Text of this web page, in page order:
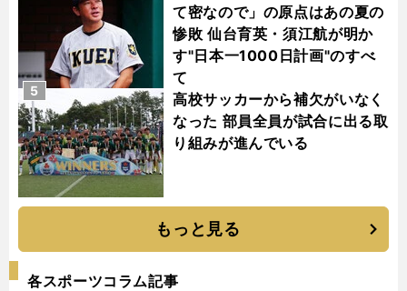
て密なので」の原点はあの夏の
惨敗 仙台育英・須江航が明か
す"日本一1000日計画"のすべ
て
高校サッカーから補欠がいなく
なった 部員全員が試合に出る取
り組みが進んでいる
5
もっと見る
各スポーツコラム記事